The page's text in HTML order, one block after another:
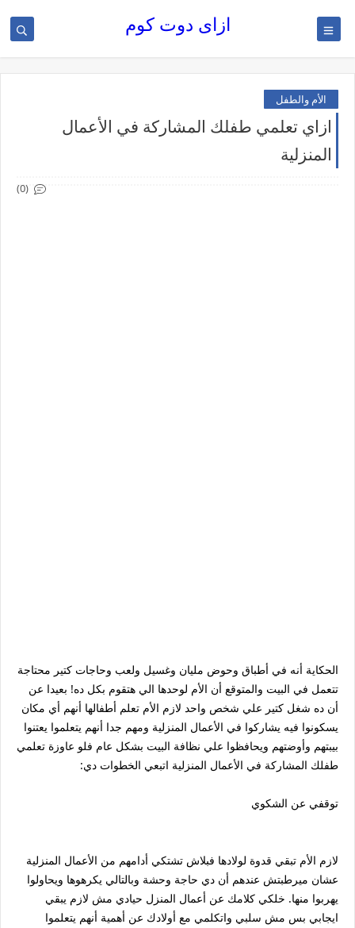
ازاى دوت كوم
الأم والطفل
ازاي تعلمي طفلك المشاركة في الأعمال
المنزلية
(0)
الحكاية أنه في أطباق وحوض مليان وغسيل ولعب وحاجات كتير محتاجة
تتعمل في البيت والمتوقع أن الأم لوحدها الي هتقوم بكل ده! بعيدا عن
أن ده شغل كتير علي شخص واحد لازم الأم تعلم أطفالها أنهم أي مكان
يسكونوا فيه يشاركوا في الأعمال المنزلية ومهم جدا أنهم يتعلموا يعتنوا
بيبتهم وأوضتهم ويحافظوا علي نظافة البيت بشكل عام فلو عاوزة تعلمي
طفلك المشاركة في الأعمال المنزلية اتبعي الخطوات دي:
توقفي عن الشكوي
لازم الأم تبقي قدوة لولادها فبلاش تشتكي أدامهم من الأعمال المنزلية
عشان ميرطبتش عندهم أن دي حاجة وحشة وبالتالي يكرهوها ويحاولوا
يهربوا منها. خلكي كلامك عن أعمال المنزل حيادي مش لازم يبقي
ايجابي بس مش سلبي واتكلمي مع أولادك عن أهمية أنهم يتعلموا